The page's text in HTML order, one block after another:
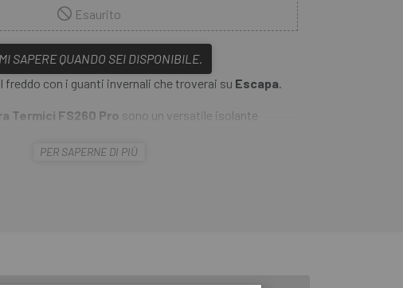
Esaurito
SAPERE QUANDO SEI DISPONIBILE.
freddo con i guanti invernali che troverai su Escapa.
Termici FS260 Pro sono un versatile isolante
DWR M™ senza PFC offrono isolamento,
PER SAPERNE DI PIÙ